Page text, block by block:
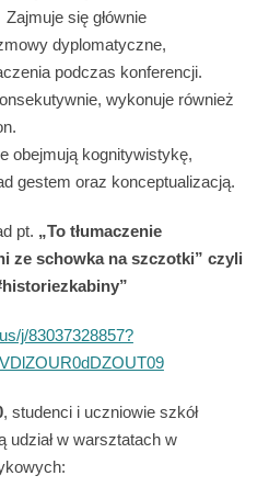
się głównie
dyplomatyczne,
podczas konferencji.
wykonuje również
obejmują kognitywistykę,
gestem oraz konceptualizacją.
pt. „To tłumaczenie
ze schowka na szczotki” czyli
j/83037328857?
, studenci i uczniowie szkół
udział w warsztatach w